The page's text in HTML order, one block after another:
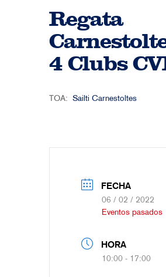
Regata
4 Clubs
TOA: Sailti Carnestoltes
FECHA
06 / 02 / 2022
Eventos pasados
HORA
10:00 - 17:00